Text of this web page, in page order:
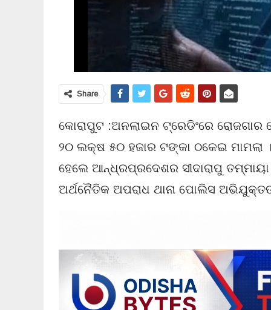
Share
କୋରାପୁଟ :ଅନଲାଇନ ଟ୍ରେଡିଂରେ
୨୦ ଲକ୍ଷ ୫୦ ହଜାର ଟଙ୍କା ଠକେଇ
ହେଲେ ଆନ୍ଧ୍ରପ୍ରଦେଶର ସୀଦାରାପୁ
ଅର୍ଥନୈତିକ ଅପରାଧ ଥାନା ପୋଲିସ